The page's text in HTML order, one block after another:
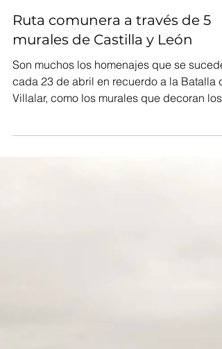
3 min de lectura
murales de Castilla y León
Son muchos los homenajes que se